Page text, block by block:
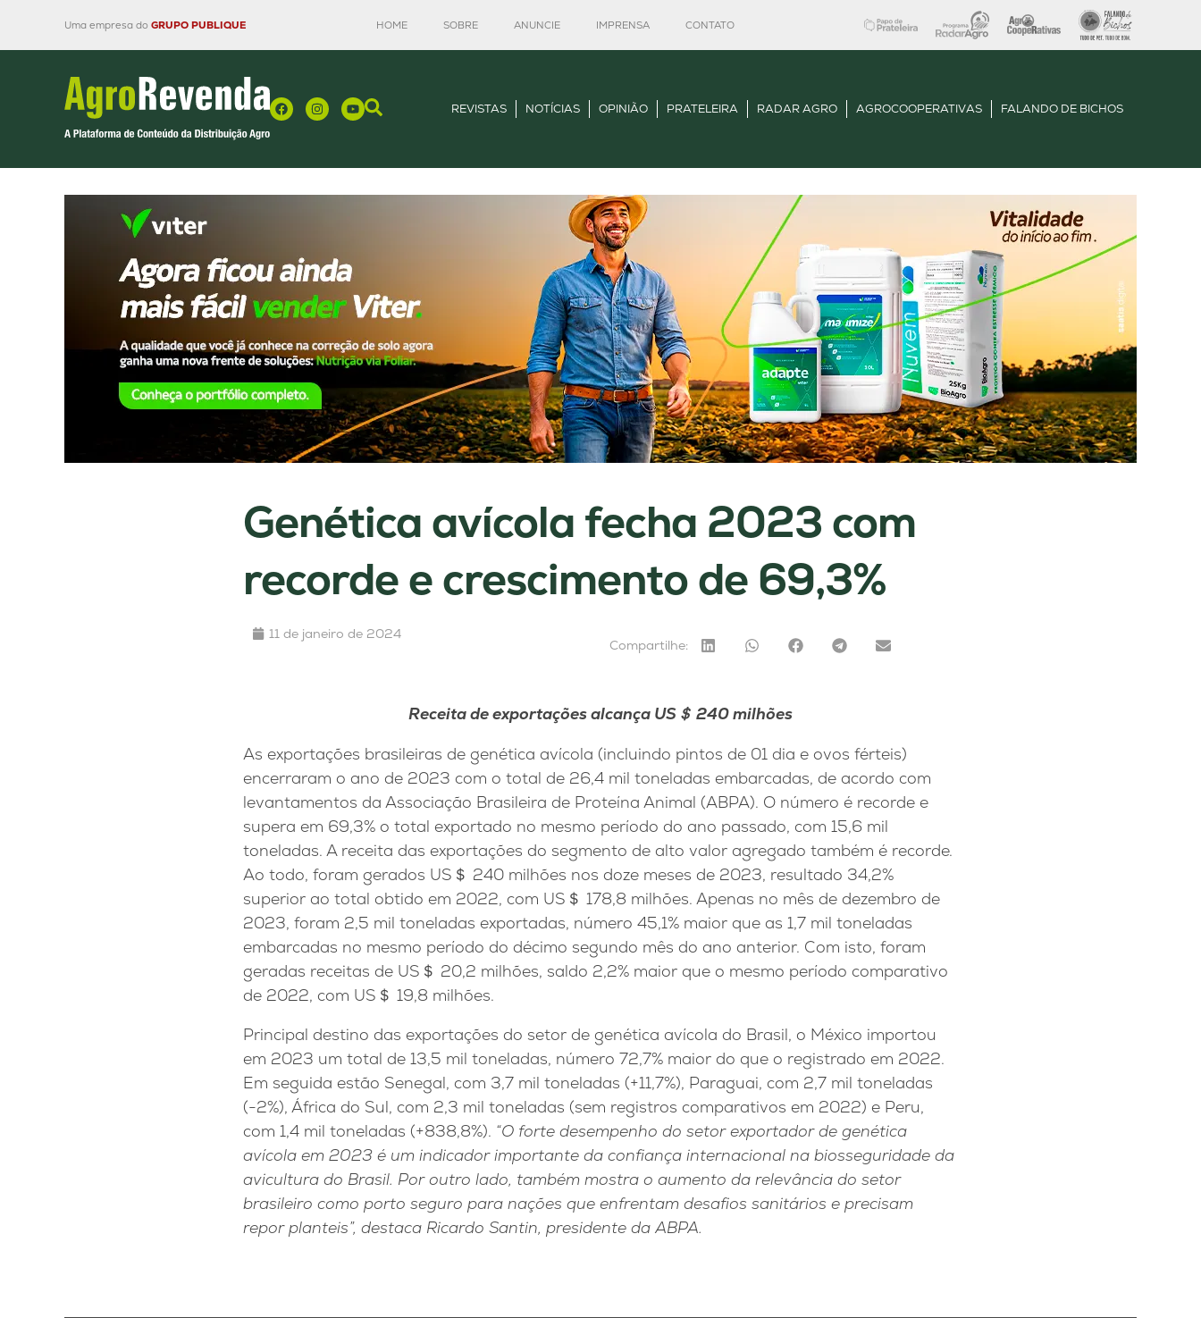
Uma empresa do GRUPO PUBLIQUE HOME SOBRE ANUNCIE IMPRENSA CONTATO
REVISTAS NOTÍCIAS OPINIÃO PRATELEIRA RADAR AGRO AGROCOOPERATIVAS FALANDO DE BICHOS
Genética avícola fecha 2023 com
recorde e crescimento de 69,3%
11 de janeiro de 2024
Compartilhe:
Receita de exportações alcança US ＄ 240 milhões
As exportações brasileiras de genética avícola (incluindo pintos de 01 dia e ovos férteis)
encerraram o ano de 2023 com o total de 26,4 mil toneladas embarcadas, de acordo com
levantamentos da Associação Brasileira de Proteína Animal (ABPA). O número é recorde e
supera em 69,3% o total exportado no mesmo período do ano passado, com 15,6 mil
toneladas. A receita das exportações do segmento de alto valor agregado também é recorde.
Ao todo, foram gerados US＄ 240 milhões nos doze meses de 2023, resultado 34,2%
superior ao total obtido em 2022, com US＄ 178,8 milhões. Apenas no mês de dezembro de
2023, foram 2,5 mil toneladas exportadas, número 45,1% maior que as 1,7 mil toneladas
embarcadas no mesmo período do décimo segundo mês do ano anterior. Com isto, foram
geradas receitas de US＄ 20,2 milhões, saldo 2,2% maior que o mesmo período comparativo
de 2022, com US＄ 19,8 milhões.
Principal destino das exportações do setor de genética avícola do Brasil, o México importou
em 2023 um total de 13,5 mil toneladas, número 72,7% maior do que o registrado em 2022.
Em seguida estão Senegal, com 3,7 mil toneladas (+11,7%), Paraguai, com 2,7 mil toneladas
(-2%), África do Sul, com 2,3 mil toneladas (sem registros comparativos em 2022) e Peru,
com 1,4 mil toneladas (+838,8%). “O forte desempenho do setor exportador de genética
avícola em 2023 é um indicador importante da confiança internacional na biosseguridade da
avicultura do Brasil. Por outro lado, também mostra o aumento da relevância do setor
brasileiro como porto seguro para nações que enfrentam desafios sanitários e precisam
repor planteis”, destaca Ricardo Santin, presidente da ABPA.